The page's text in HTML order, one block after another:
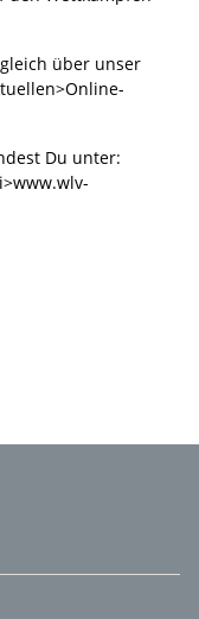
über unser
Du unter: